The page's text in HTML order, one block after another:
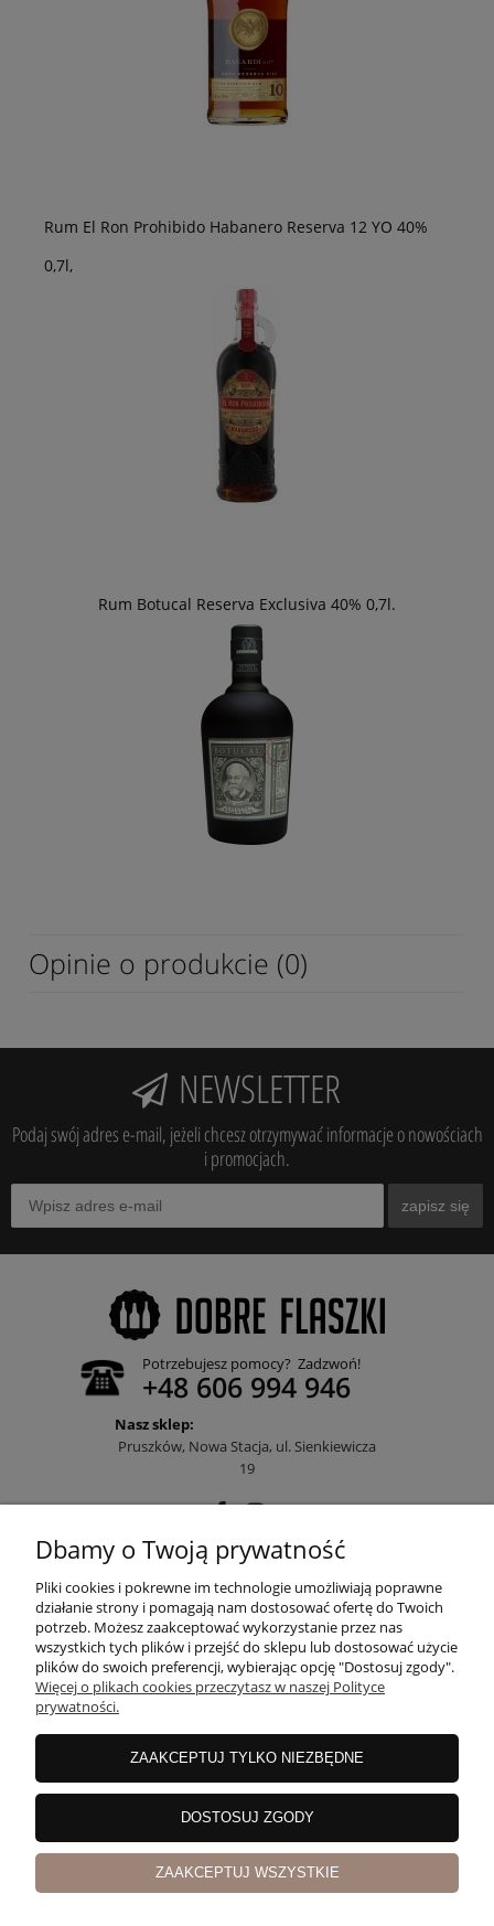
Rum El Ron Prohibido Habanero Reserva 12 YO 40%
0,7l,
Rum Botucal Reserva Exclusiva 40% 0,7l.
Opinie o produkcie (0)
NEWSLETTER
Podaj swój adres e-mail, jeżeli chcesz otrzymywać informacje o nowościach
i promocjach.
zapisz się
Potrzebujesz pomocy? Zadzwoń!
+48 606 994 946
Nasz sklep:
Pruszków, Nowa Stacja, ul. Sienkiewicza
19
POMOC
MOJE KONTO
PŁATNOŚCI I DOSTAWA
INFORMACJE
O NAS
Dbamy o Twoją prywatność
Pliki cookies i pokrewne im technologie umożliwiają poprawne
działanie strony i pomagają nam dostosować ofertę do Twoich
potrzeb. Możesz zaakceptować wykorzystanie przez nas
wszystkich tych plików i przejść do sklepu lub dostosować użycie
plików do swoich preferencji, wybierając opcję "Dostosuj zgody".
Więcej o plikach cookies przeczytasz w naszej Polityce
prywatności.
ZAAKCEPTUJ TYLKO NIEZBĘDNE
DOSTOSUJ ZGODY
ZAAKCEPTUJ WSZYSTKIE